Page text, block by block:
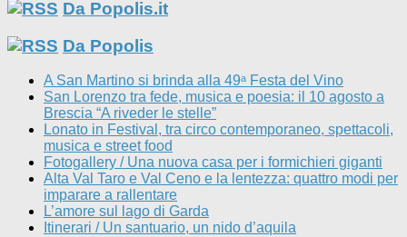
Da Popolis.it
Da Popolis
A San Martino si brinda alla 49ᵃ Festa del Vino
San Lorenzo tra fede, musica e poesia: il 10 agosto a
Brescia “A riveder le stelle”
Lonato in Festival, tra circo contemporaneo, spettacoli,
musica e street food
Fotogallery / Una nuova casa per i formichieri giganti
Alta Val Taro e Val Ceno e la lentezza: quattro modi per
imparare a rallentare
L’amore sul lago di Garda
Itinerari / Un santuario, un nido d’aquila